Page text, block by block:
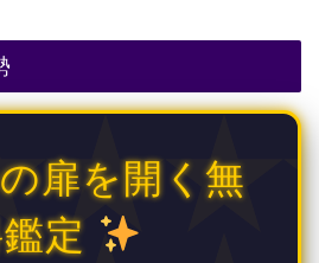
扉を開く無
定